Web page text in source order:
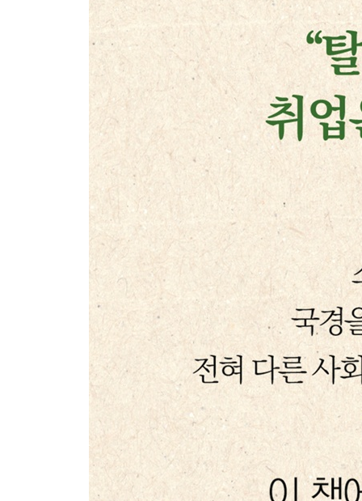
북한은 어떤 곳인가? 정말 위협적인가?
- ‘공산주의’가 아니라 ‘공산당 일당 독재’다
- 빨갱이와 간첩, 체제는 무너져도 단어는 남아 있다
- 3대 세습국가, 우리에게 위협적이기만 할까
- 핵 보유국, 일시에 파멸케 하는 위력이다
- 사람이 나쁜 게 아니라 체제가 나쁘다
번외 이야기〉 북한에서의 일상 _ 평양·묘향산 여
2장. 탈북민, 정말 먼저 온 통일인가?
탈북민은 어떤 사람들인가
- 탈북민 3만5천 명 시대
- 탈북민 중 생존자는 얼마나 될까?
- 남한에 온 입국자 중 70%가 여성이다
- 연령별로는 청소년 비율이 30%에 달한다
- 북한 출신지별로 특징이 있다
- 지금은 중국 출생 아이들의 입국이 대세
남한에서 이방인 아닌 이방인으로 살다
- 하나원 문이 열리면 진짜 한국살이가 시작된다
- 자존심과 깊은 열등감
- 숙명 같은 외로움은 끝이 없다
- 그들의 미래는 늘 불안하다
- 탈북 청소년은 ‘정신적 고아’이다